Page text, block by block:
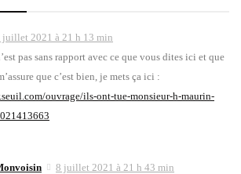
juillet 2021 à 21 h 13 min
pas sans rap­port avec ce que vous dites ici et que
que c’est bien, je mets ça ici :
ouvrage/ils-ont-tue-monsieur-h-maurin-
8 juillet 2021 à 21 h 43 min